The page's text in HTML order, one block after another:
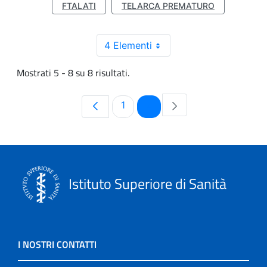
FTALATI
TELARCA PREMATURO
4 Elementi
Mostrati 5 - 8 su 8 risultati.
Pagina
1 Pagina
Istituto Superiore di Sanità
I NOSTRI CONTATTI